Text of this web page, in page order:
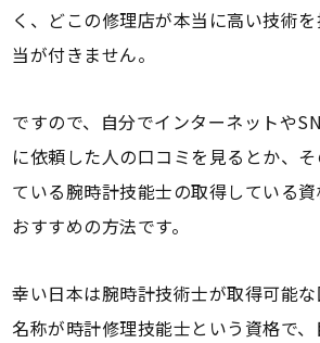
く、どこの修理店が本当に高い技術
当が付きません。
ですので、自分でインターネットや
に依頼した人の口コミを見るとか、
ている腕時計技能士の取得している
おすすめの方法です。
幸い日本は腕時計技術士が取得可能な
名称が時計修理技能士という資格で